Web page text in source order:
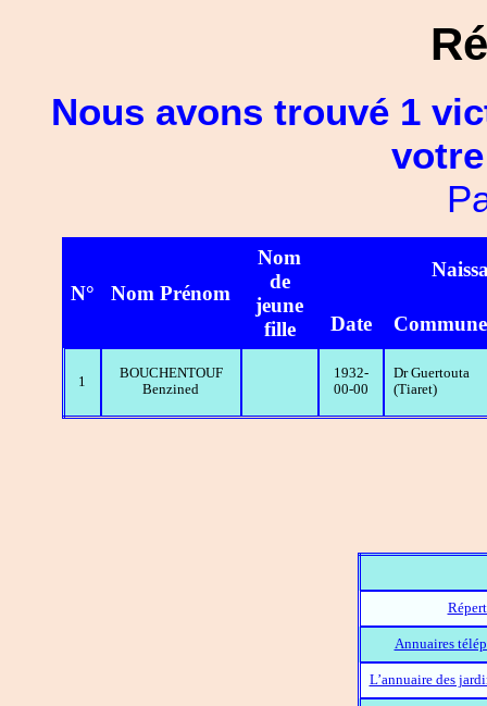
Nous avons trouvé 1
N° Nom Prénom
Nom
de
jeune
fille
Date Commune
1
BOUCHENTOUF
Benzined
1932-
00-00
Dr Guertouta
(Tiaret)
Annuaires
L’annuaire des